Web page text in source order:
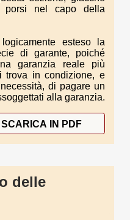
porsi nel capo della
esteso la
di garante, poiché
garanzia reale più
trova in condizione, e
di pagare un
alla garanzia.
SCARICA IN PDF
delle